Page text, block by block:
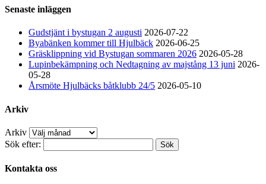
Senaste inläggen
Gudstjänt i bystugan 2 augusti 2026-07-22
Byabänken kommer till Hjulbäck 2026-06-25
Gräsklippning vid Bystugan sommaren 2026 2026-05-28
Lupinbekämpning och Nedtagning av majstång 13 juni 2026-
05-28
Årsmöte Hjulbäcks båtklubb 24/5 2026-05-10
Arkiv
Arkiv
Sök efter:
Kontakta oss